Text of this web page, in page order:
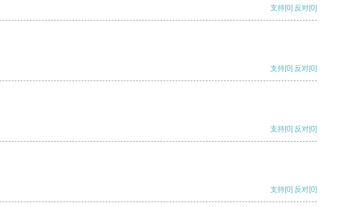
支持[0] 反对[0]
支持[0] 反对[0]
支持[0] 反对[0]
支持[0] 反对[0]